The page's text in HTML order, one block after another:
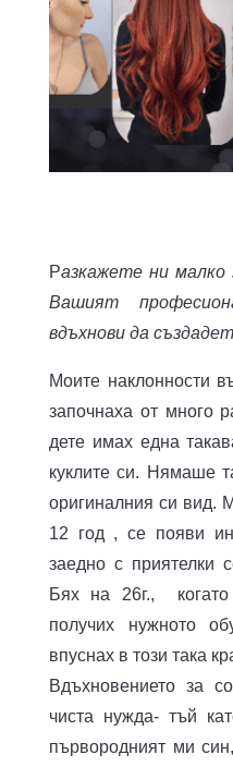
Разкажете ни малко
Вашият
вдъхнови да
Моите наклонности
започнаха от много
дете имах една
куклите си. Нямаше
оригиналния си вид.
12 год , се появи
заедно с приятелки
Бях на 26г., когато
получих нужното
впуснах в този така
Вдъхновението за
чиста нужда- тъй
първородният ми